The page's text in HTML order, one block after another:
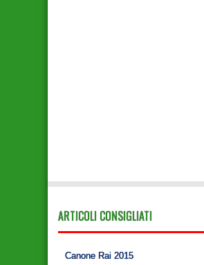
ARTICOLI CONSIGLIATI
Canone Rai 2015